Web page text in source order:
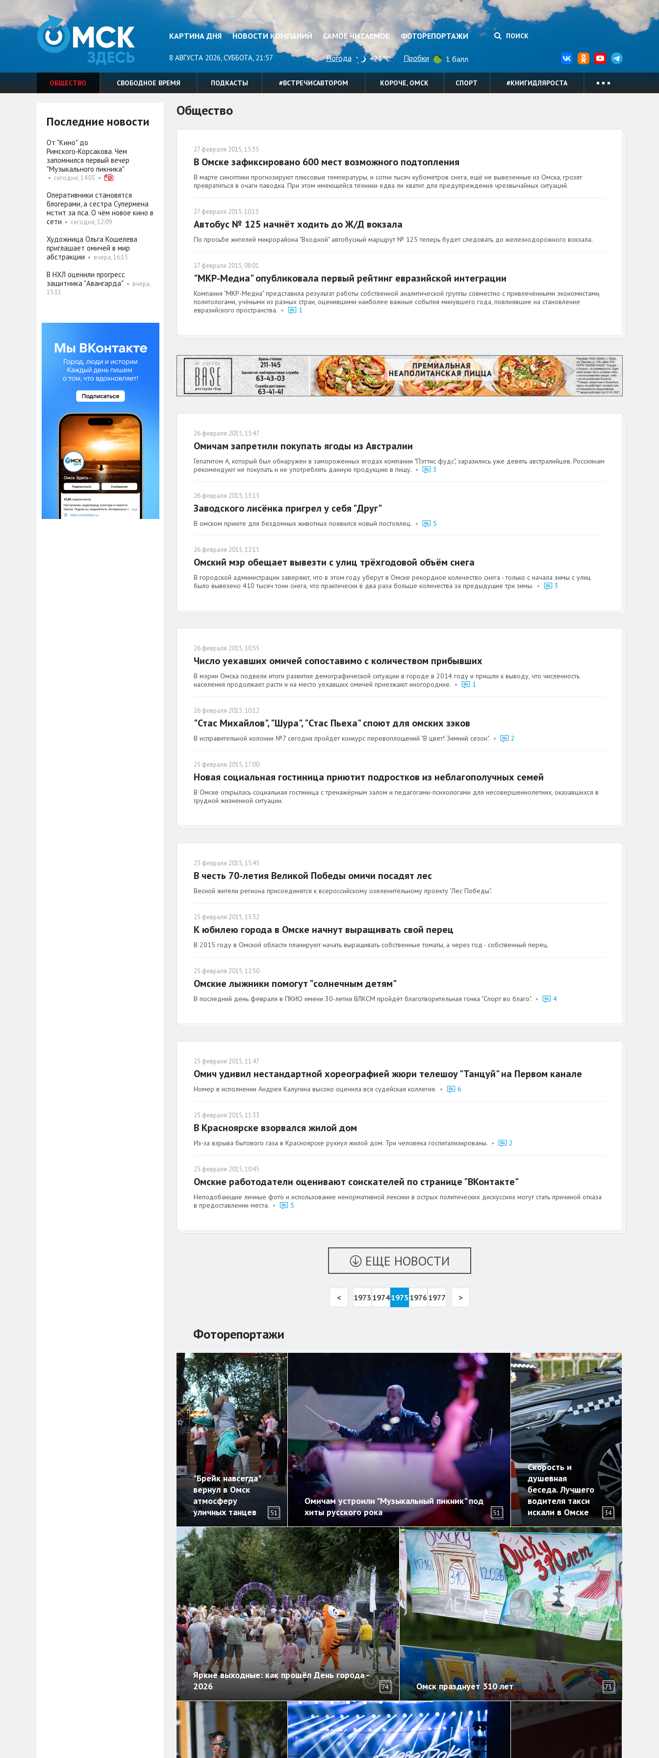
КАРТИНА ДНЯ НОВОСТИ КОМПАНИЙ САМОЕ ЧИТАЕМОЕ ФОТОРЕПОРТАЖИ ПОИСК
8 АВГУСТА 2026, СУББОТА, 21:57 Погода +23°C Пробки 1 балл
ОБЩЕСТВО СВОБОДНОЕ ВРЕМЯ ПОДКАСТЫ #ВСТРЕЧИСАВТОРОМ КОРОЧЕ, ОМСК СПОРТ #КНИГИДЛЯРОСТА
Общество
27 февраля 2015, 15:35
В Омске зафиксировано 600 мест возможного подтопления
В марте синоптики прогнозируют плюсовые температуры, и сотни тысяч кубометров снега, ещё не вывезенные из Омска, грозят
превратиться в очаги паводка. При этом имеющейся техники едва ли хватит для предупреждения чрезвычайных ситуаций.
27 февраля 2015, 10:15
Автобус № 125 начнёт ходить до Ж/Д вокзала
По просьбе жителей микрорайона "Входной" автобусный маршрут № 125 теперь будет следовать до железнодорожного вокзала.
27 февраля 2015, 08:01
"МКР-Медиа" опубликовала первый рейтинг евразийской интеграции
Компания "МКР-Медиа" представила результат работы собственной аналитической группы совместно с привлечёнными экономистами,
политологами, учёными из разных стран, оценившими наиболее важные события минувшего года, повлиявшие на становление
евразийского пространства.• 1
26 февраля 2015, 15:47
Омичам запретили покупать ягоды из Австралии
Гепатитом А, который был обнаружен в замороженных ягодах компании "Пэттис фудс", заразились уже девять австралийцев. Россиянам
рекомендуют не покупать и не употреблять данную продукцию в пищу. • 3
26 февраля 2015, 15:15
Заводского лисёнка пригрел у себя "Друг"
В омском приюте для бездомных животных появился новый постоялец.• 5
26 февраля 2015, 12:15
Омский мэр обещает вывезти с улиц трёхгодовой объём снега
В городской администрации заверяют, что в этом году уберут в Омске рекордное количество снега - только с начала зимы с улиц
было вывезено 410 тысяч тонн снега, что практически в два раза больше количества за предыдущие три зимы. • 3
26 февраля 2015, 10:55
Число уехавших омичей сопоставимо с количеством прибывших
В мэрии Омска подвели итоги развития демографической ситуации в городе в 2014 году и пришли к выводу, что численность
населения продолжает расти и на место уехавших омичей приезжают иногородние.• 1
26 февраля 2015, 10:12
"Стас Михайлов", "Шура", "Стас Пьеха" споют для омских зэков
В исправительной колонии №7 сегодня пройдёт конкурс перевоплощений "В цвет! Зимний сезон".• 2
25 февраля 2015, 17:00
Новая социальная гостиница приютит подростков из неблагополучных семей
В Омске открылась социальная гостиница с тренажёрным залом и педагогами-психологами для несовершеннолетних, оказавшихся в
трудной жизненной ситуации.
25 февраля 2015, 15:45
В честь 70-летия Великой Победы омичи посадят лес
Весной жители региона присоединятся к всероссийскому озеленительному проекту "Лес Победы".
25 февраля 2015, 15:32
К юбилею города в Омске начнут выращивать свой перец
В 2015 году в Омской области планируют начать выращивать собственные томаты, а через год - собственный перец.
25 февраля 2015, 12:50
Омские лыжники помогут "солнечным детям"
В последний день февраля в ПКИО имени 30-летия ВЛКСМ пройдёт благотворительная гонка "Спорт во благо".• 4
25 февраля 2015, 11:47
Омич удивил нестандартной хореографией жюри телешоу "Танцуй" на Первом канале
Номер в исполнении Андрея Калугина высоко оценила вся судейская коллегия.• 6
25 февраля 2015, 11:33
В Красноярске взорвался жилой дом
Из-за взрыва бытового газа в Красноярске рухнул жилой дом. Три человека госпитализированы.• 2
25 февраля 2015, 10:45
Омские работодатели оценивают соискателей по странице "ВКонтакте"
Неподобающие личные фото и использование ненормативной лексики в острых политических дискуссиях могут стать причиной отказа
в предоставлении места.• 5
ЕЩЕ НОВОСТИ
< 1973 19741975 1976 1977 >
Фоторепортажи
"Брейк навсегда"
вернул в Омск
атмосферу
уличных танцев
51
Омичам устроили "Музыкальный пикник" под
хиты русского рока
51
Скорость и
душевная
беседа. Лучшего
водителя такси
искали в Омске
34
Яркие выходные: как прошёл День города -
2026
74 Омск празднует 310 лет 73
Последние новости
От "Кино" до
Римского‑Корсакова. Чем
запомнился первый вечер
"Музыкального пикника"
• сегодня, 14:05 •
Оперативники становятся
блогерами, а сестра Супермена
мстит за пса. О чём новое кино в
сети • сегодня, 12:09
Художница Ольга Кошелева
приглашает омичей в мир
абстракции • вчера, 16:15
В НХЛ оценили прогресс
защитника "Авангарда" • вчера,
15:11